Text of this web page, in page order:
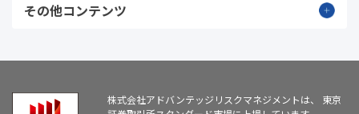
その他コンテンツ
株式会社アドバンテッジリスクマネジメントは、
東京